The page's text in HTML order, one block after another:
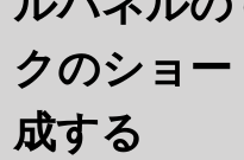
クのショ
成する